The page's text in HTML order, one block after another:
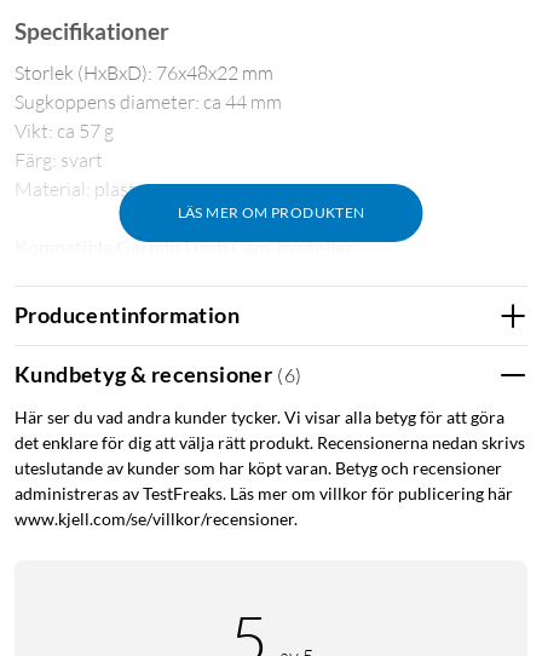
LÄS MER OM PRODUKTEN
Specifikationer
Storlek (HxBxD): 76x48x22 mm
Sugkoppens diameter: ca 44 mm
Vikt: ca 57 g
Färg: svart
Material: plast
Kompatibla Garmin Dash Cam-modeller
Garmin Dash Cam 45
Garmin Dash Cam 46
Garmin Dash Cam 47
Garmin Dash Cam 55
Garmin Dash Cam 57
Garmin Dash Cam 65W
Garmin Dash Cam 66W
Garmin Dash Cam 67W
Producentinformation
Kundbetyg & recensioner (6)
Här ser du vad andra kunder tycker. Vi visar alla betyg för att göra
det enklare för dig att välja rätt produkt. Recensionerna nedan skrivs
uteslutande av kunder som har köpt varan. Betyg och recensioner
administreras av TestFreaks. Läs mer om villkor för publicering här
www.kjell.com/se/villkor/recensioner.
5